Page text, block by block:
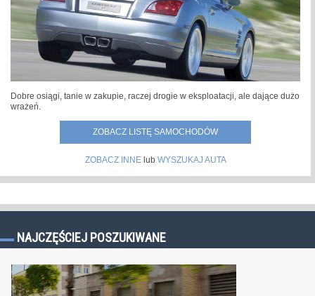
Dobre osiągi, tanie w zakupie, raczej drogie w eksploatacji, ale dające dużo
wrażeń.
ZOBACZ LISTĘ SAMOCHODÓW
ZOBACZ INNElub WYSZUKAJ AUTA
NAJCZĘŚCIEJ POSZUKIWANE